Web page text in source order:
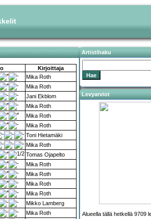
Kirjoittaja
Mika Roth
Mika Roth
Jani Ekblom
Mika Roth
Mika Roth
Mika Roth
Toni Hietamäki
Mika Roth
Tomas Ojapelto
Mika Roth
Mika Roth
Mika Roth
Mika Roth
Mikko Lamberg
Mika Roth
Artistihaku
Levyarviot
Alueella tällä hetkellä 9709